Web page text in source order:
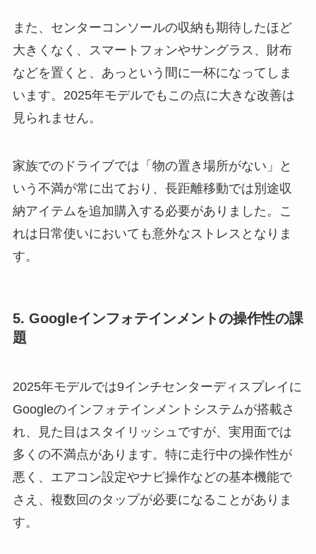
また、センターコンソールの収納も期待したほど
大きくなく、スマートフォンやサングラス、財布
などを置くと、あっという間に一杯になってしま
います。2025年モデルでもこの点に大きな改善は
見られません。
家族でのドライブでは「物の置き場所がない」と
いう不満が常に出ており、長距離移動では別途収
納アイテムを追加購入する必要がありました。こ
れは日常使いにおいても意外なストレスとなりま
す。
5. Googleインフォテインメントの操作性の課
題
2025年モデルでは9インチセンターディスプレイに
Googleのインフォテインメントシステムが搭載さ
れ、見た目はスタイリッシュですが、実用面では
多くの不満点があります。特に走行中の操作性が
悪く、エアコン設定やナビ操作などの基本機能で
さえ、複数回のタップが必要になることがありま
す。